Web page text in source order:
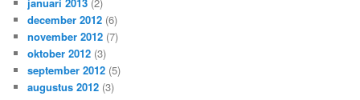
december 2012 (6)
november 2012 (7)
oktober 2012 (3)
september 2012 (5)
augustus 2012 (3)